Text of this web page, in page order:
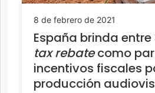
8 de febrero de 2021
España brinda entre
tax rebatecomo
incentivos fiscales
producción